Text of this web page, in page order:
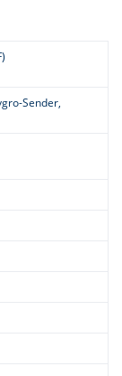
Sender,